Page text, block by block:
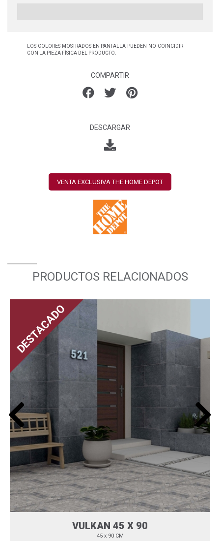
LOS COLORES MOSTRADOS EN PANTALLA PUEDEN NO COINCIDIR
CON LA PIEZA FÍSICA DEL PRODUCTO.
COMPARTIR
DESCARGAR
VENTA EXCLUSIVA THE HOME DEPOT
PRODUCTOS RELACIONADOS
DESTACADO
VULKAN 45 X 90
45 x 90 CM